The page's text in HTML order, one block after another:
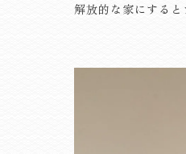
解放的な家にする